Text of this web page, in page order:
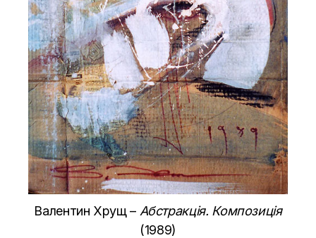
Валентин Хрущ – Абстракція. Композиція
(1989)